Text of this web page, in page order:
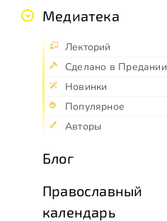
Медиатека
Лекторий
Сделано в Предании
Новинки
Популярное
Авторы
Блог
Православный
календарь